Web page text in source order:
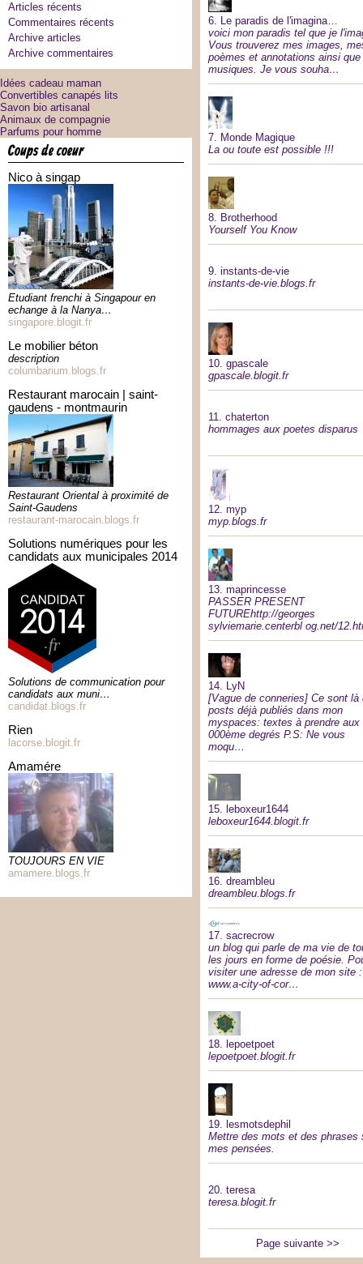
Articles récents
Commentaires récents
Archive articles
Archive commentaires
Idées cadeau maman
Convertibles canapés lits
Savon bio artisanal
Animaux de compagnie
Parfums pour homme
coups de coeur
nico à singap
Etudiant frenchi à Singapour en
echange à la Nanya…
singapore.blogit.fr
le mobilier béton
description
columbarium.blogs.fr
restaurant marocain | saint-
gaudens - montmaurin
Restaurant Oriental à proximité de
Saint-Gaudens
restaurant-marocain.blogs.fr
solutions numériques pour les
candidats aux municipales 2014
Solutions de communication pour
candidats aux muni…
candidat.blogs.fr
rien
lacorse.blogit.fr
amamére
TOUJOURS EN VIE
amamere.blogs.fr
6. Le paradis de l'imagina…
voici mon paradis tel que je
Vous trouverez mes images,
poèmes et annotations ainsi
musiques. Je vous souha…
7. Monde Magique
La ou toute est possible !!!
8. Brotherhood
Yourself You Know
9. instants-de-vie
instants-de-vie.blogs.fr
10. gpascale
gpascale.blogit.fr
11. chaterton
hommages aux poetes disparus
12. myp
myp.blogs.fr
13. maprincesse
PASSER PRESENT
FUTUREhttp://georges
sylviemarie.centerbl og.net/
14. LyN
[Vague de conneries] Ce sont là
posts déjà publiés dans mon
myspaces: textes à prendre aux
000ème degrés P.S: Ne vous
moqu…
15. leboxeur1644
leboxeur1644.blogit.fr
16. dreambleu
dreambleu.blogs.fr
17. sacrecrow
un blog qui parle de ma vie de
les jours en forme de poésie.
visiter une adresse de mon site :
www.a-city-of-cor…
18. lepoetpoet
lepoetpoet.blogit.fr
19. lesmotsdephil
Mettre des mots et des phrases
mes pensées.
20. teresa
teresa.blogit.fr
Page suivante >>